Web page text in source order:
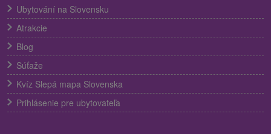
Ubytování na Slovensku
Atrakcie
Blog
Súťaže
Kvíz Slepá mapa Slovenska
Prihlásenie pre ubytovateľa